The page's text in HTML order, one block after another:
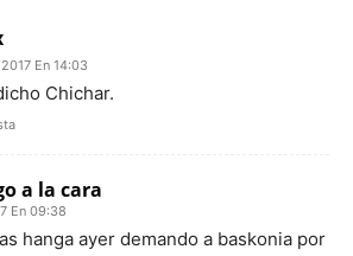
En 14:03
Chichar.
a la cara
En 09:38
hanga ayer demando a baskonia por